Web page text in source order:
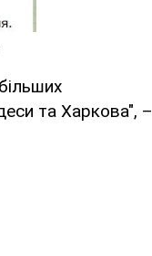
та Харкова", –